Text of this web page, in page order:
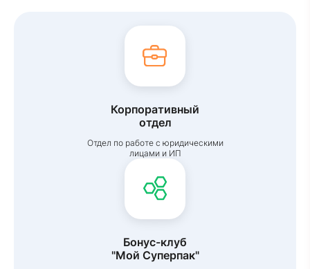
Корпоративный
отдел
Отдел по работе с юридическими
лицами и ИП
Бонус-клуб
"Мой Суперпак"